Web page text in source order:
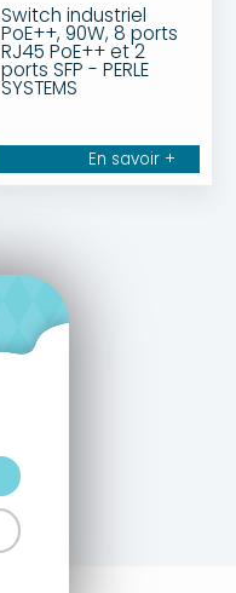
Switch industriel
PoE++, 90W, 8 ports
RJ45 PoE++ et 2
ports SFP - PERLE
SYSTEMS
En savoir +